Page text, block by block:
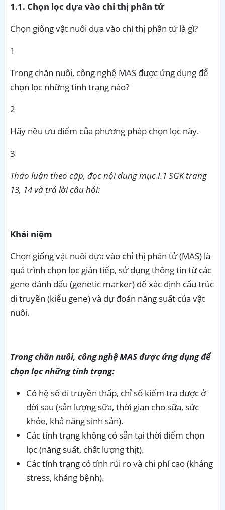
1.1. Chọn lọc dựa vào chỉ thị phân tử
Chọn giống vật nuôi dựa vào chỉ thị phân tử là gì?
1
Trong chăn nuôi, công nghệ MAS được ứng dụng để
chọn lọc những tính trạng nào?
2
Hãy nêu ưu điểm của phương pháp chọn lọc này.
3
Thảo luận theo cặp, đọc nội dung mục I.1 SGK trang
13, 14 và trả lời câu hỏi:
Khái niệm
Chọn giống vật nuôi dựa vào chỉ thị phân tử (MAS) là
quá trình chọn lọc gián tiếp, sử dụng thông tin từ các
gene đánh dấu (genetic marker) để xác định cấu trúc
di truyền (kiểu gene) và dự đoán năng suất của vật
nuôi.
Trong chăn nuôi, công nghệ MAS được ứng dụng để
chọn lọc những tính trạng:
Có hệ số di truyền thấp, chỉ số kiểm tra được ở
đời sau (sản lượng sữa, thời gian cho sữa, sức
khỏe, khả năng sinh sản).
Các tính trạng không có sẵn tại thời điểm chọn
lọc (năng suất, chất lượng thịt).
Các tính trạng có tính rủi ro và chi phí cao (kháng
stress, kháng bệnh).